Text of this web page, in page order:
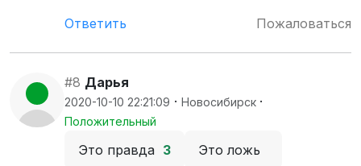
Ответить
Пожаловаться
#8 Дарья
2020-10-10 22:21:09 · Новосибирск ·
Положительный
Это правда 3 Это ложь